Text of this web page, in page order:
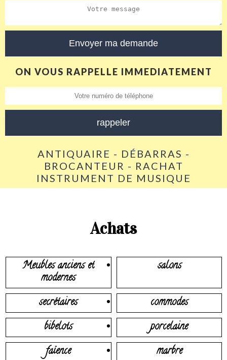
ON VOUS RAPPELLE IMMEDIATEMENT
ANTIQUAIRE - DÉBARRAS -
BROCANTEUR - RACHAT
INSTRUMENT DE MUSIQUE
Achats
Meubles anciens et
modernes
salons
secrétaires
commodes
bibelots
porcelaine
faïence
marbre